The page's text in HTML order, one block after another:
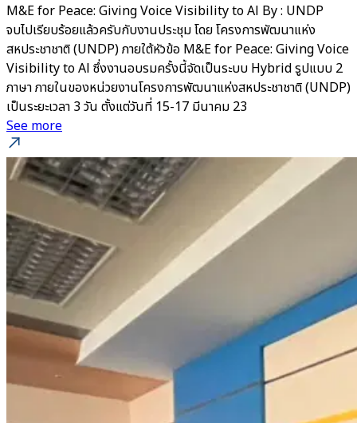
M&E for Peace: Giving Voice Visibility to Al By : UNDP
จบไปเรียบร้อยแล้วครับกับงานประชุม โดย โครงการพัฒนาแห่ง
สหประชาชาติ (UNDP) ภายใต้หัวข้อ M&E for Peace: Giving Voice
Visibility to Al ซึ่งงานอบรมครั้งนี้จัดเป็นระบบ Hybrid รูปแบบ 2
ภาษา ภายในของหน่วยงานโครงการพัฒนาแห่งสหประชาชาติ (UNDP)
เป็นระยะเวลา 3 วัน ตั้งแต่วันที่ 15-17 มีนาคม 23
See more